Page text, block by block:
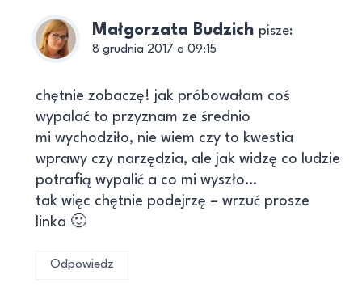
Małgorzata Budzich pisze:
8 grudnia 2017 o 09:15
chętnie zobaczę! jak próbowałam coś
wypalać to przyznam ze średnio
mi wychodziło, nie wiem czy to kwestia
wprawy czy narzędzia, ale jak widzę co ludzie
potrafią wypalić a co mi wyszło…
tak więc chętnie podejrzę – wrzuć prosze
linka 🙂
Odpowiedz